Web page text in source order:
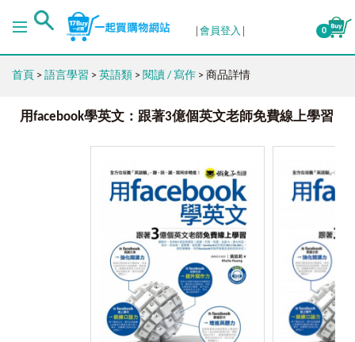
會員登入 0
首頁 > 語言學習 > 英語類 > 閱讀 / 寫作 > 商品詳情
用facebook學英文：跟著3億個英文老師免費線上學習